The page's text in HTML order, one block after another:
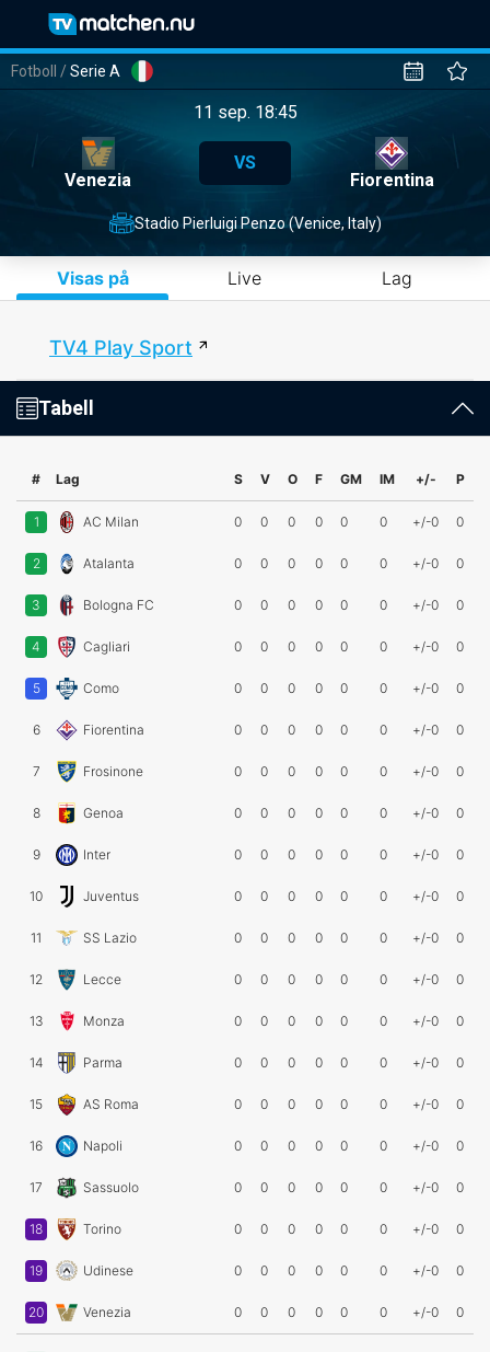
Fotboll /Serie A
11 sep. 18:45
Venezia
VS
Fiorentina
Stadio Pierluigi Penzo (Venice, Italy)
Visas på Live Lag
TV4 Play Sport
Tabell
# Lag S V O F GM IM +/- P
1 AC Milan 0 0 0 0 0 0 +/-0 0
2 Atalanta 0 0 0 0 0 0 +/-0 0
3 Bologna FC 0 0 0 0 0 0 +/-0 0
4 Cagliari 0 0 0 0 0 0 +/-0 0
5 Como 0 0 0 0 0 0 +/-0 0
6 Fiorentina 0 0 0 0 0 0 +/-0 0
7 Frosinone 0 0 0 0 0 0 +/-0 0
8 Genoa 0 0 0 0 0 0 +/-0 0
9 Inter 0 0 0 0 0 0 +/-0 0
10 Juventus 0 0 0 0 0 0 +/-0 0
11 SS Lazio 0 0 0 0 0 0 +/-0 0
12 Lecce 0 0 0 0 0 0 +/-0 0
13 Monza 0 0 0 0 0 0 +/-0 0
14 Parma 0 0 0 0 0 0 +/-0 0
15 AS Roma 0 0 0 0 0 0 +/-0 0
16 Napoli 0 0 0 0 0 0 +/-0 0
17 Sassuolo 0 0 0 0 0 0 +/-0 0
18 Torino 0 0 0 0 0 0 +/-0 0
19 Udinese 0 0 0 0 0 0 +/-0 0
20 Venezia 0 0 0 0 0 0 +/-0 0